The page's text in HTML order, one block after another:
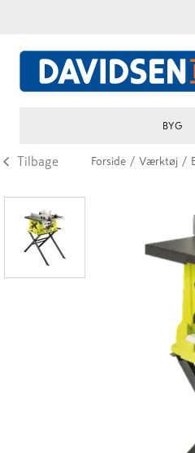
BYG
Tilbage Forside / Værktøj /